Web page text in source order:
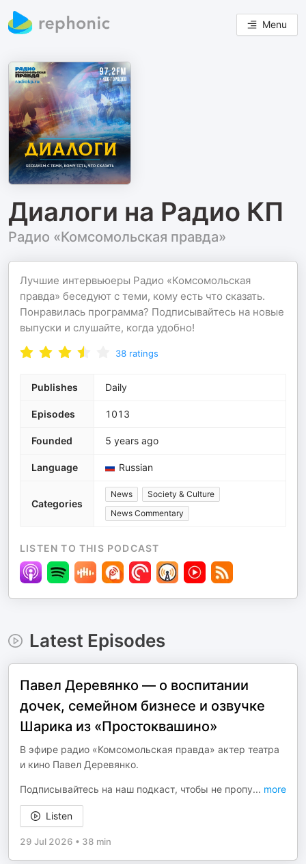
Menu
Диалоги на Радио КП
Радио «Комсомольская правда»
Лучшие интервьюеры Радио «Комсомольская
правда» беседуют с теми, кому есть что сказать.
Понравилась программа? Подписывайтесь на новые
выпуски и слушайте, когда удобно!
38 ratings
Publishes Daily
Episodes 1013
Founded 5 years ago
Language Russian
Categories
News
Society & Culture
News Commentary
LISTEN TO THIS PODCAST
Latest Episodes
Павел Деревянко — о воспитании
дочек, семейном бизнесе и озвучке
Шарика из «Простоквашино»
В эфире радио «Комсомольская правда» актер театра
и кино Павел Деревянко.
Подписывайтесь на наш подкаст, чтобы не пропу... more
Listen
29 Jul 2026 • 38 min